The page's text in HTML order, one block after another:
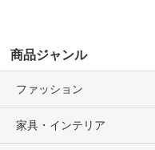
商品ジャンル
ファッション
家具・インテリア